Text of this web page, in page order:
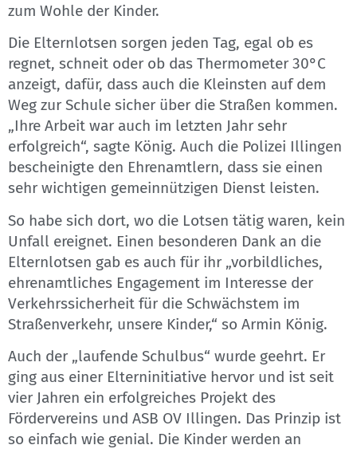
zum Wohle der Kinder.
Die Elternlotsen sorgen jeden Tag, egal ob es
regnet, schneit oder ob das Thermometer 30°C
anzeigt, dafür, dass auch die Kleinsten auf dem
Weg zur Schule sicher über die Straßen kommen.
„Ihre Arbeit war auch im letzten Jahr sehr
erfolgreich“, sagte König. Auch die Polizei Illingen
bescheinigte den Ehrenamtlern, dass sie einen
sehr wichtigen gemeinnützigen Dienst leisten.
So habe sich dort, wo die Lotsen tätig waren, kein
Unfall ereignet. Einen besonderen Dank an die
Elternlotsen gab es auch für ihr „vorbildliches,
ehrenamtliches Engagement im Interesse der
Verkehrssicherheit für die Schwächstem im
Straßenverkehr, unsere Kinder,“ so Armin König.
Auch der „laufende Schulbus“ wurde geehrt. Er
ging aus einer Elterninitiative hervor und ist seit
vier Jahren ein erfolgreiches Projekt des
Fördervereins und ASB OV Illingen. Das Prinzip ist
so einfach wie genial. Die Kinder werden an